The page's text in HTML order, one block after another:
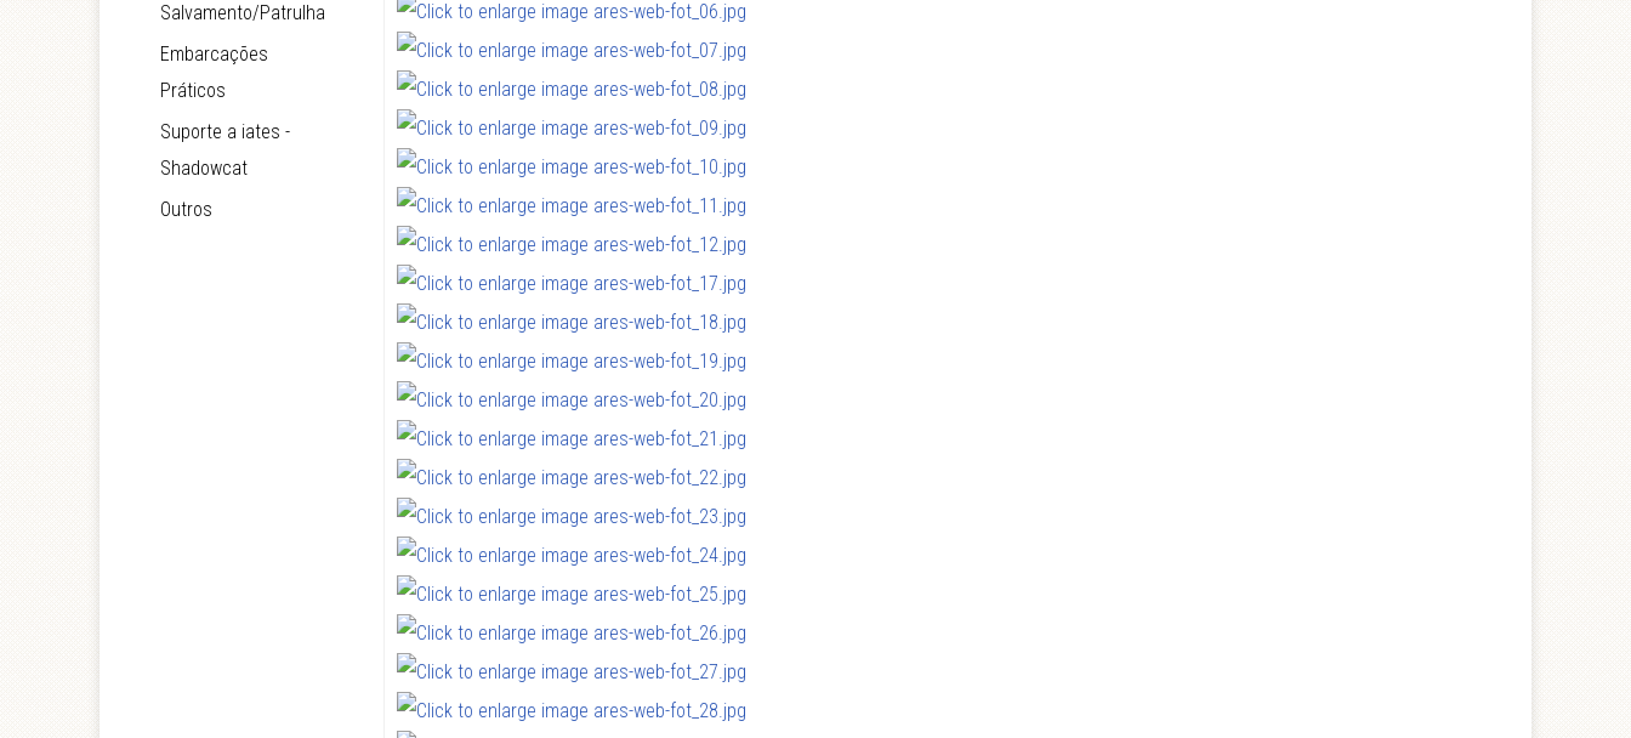
Salvamento/Patrulha
Embarcações
Práticos
Suporte a iates -
Shadowcat
Outros